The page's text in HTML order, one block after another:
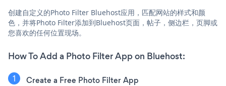
创建自定义的Photo Filter Bluehost应用，匹配网站的样式和颜
色，并将Photo Filter添加到Bluehost页面，帖子，侧边栏，页脚或
您喜欢的任何位置现场。
How To Add a Photo Filter App on Bluehost:
Create a Free Photo Filter App